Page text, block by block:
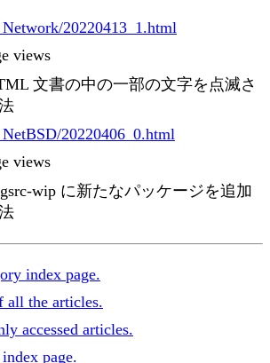
20220413_1.html
views
文書の中の一部の文字を点滅さ
20220406_0.html
views
wip に新たなパッケージを追加
index page.
all the articles.
accessed articles.
page.